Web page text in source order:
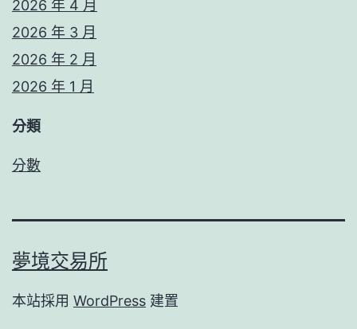
2026 年 4 月
2026 年 3 月
2026 年 2 月
2026 年 1 月
分類
分數
夢境交易所
本站採用 WordPress 建置